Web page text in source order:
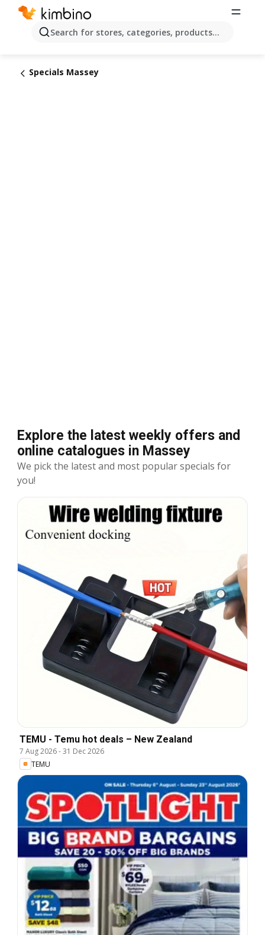
Search for stores, categories, products...
Specials Massey
Explore the latest weekly offers and
online catalogues in Massey
We pick the latest and most popular specials for
you!
TEMU - Temu hot deals – New Zealand
7 Aug 2026-31 Dec 2026
TEMU